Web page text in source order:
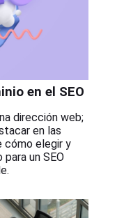
en el SEO
dirección web;
en las
cómo elegir y
un SEO